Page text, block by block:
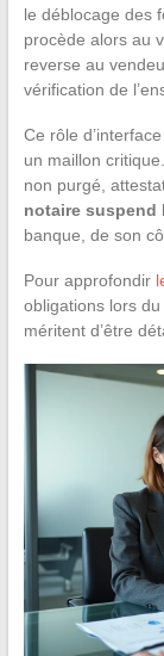
le déblocage des
procède alors au
reverse au
vérification de
Ce rôle
un maillon
non purgé,
notaire suspend
banque, de son
Pour approfondir
obligations lors
méritent d’être